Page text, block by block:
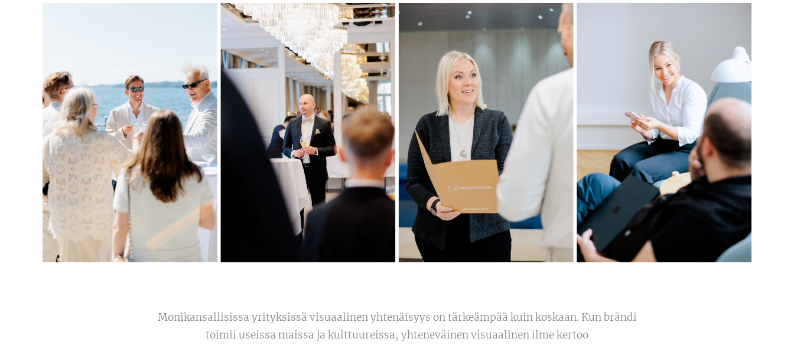
Monikansallisissa yrityksissä visuaalinen yhtenäisyys on tärkeämpää kuin koskaan. Kun brändi
toimii useissa maissa ja kulttuureissa, yhteneväinen visuaalinen ilme kertoo